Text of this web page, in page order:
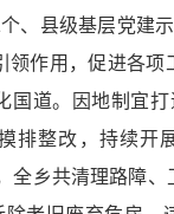
、县级基层党建
作用，促进各项
道。因地制宜打
排整改，持续开
全乡共清理路障、